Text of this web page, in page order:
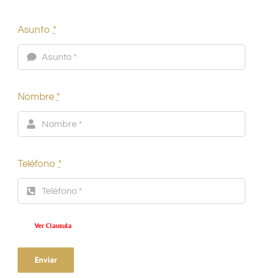
Asunto *
Nombre *
Teléfono *
Ver Clausula
Enviar